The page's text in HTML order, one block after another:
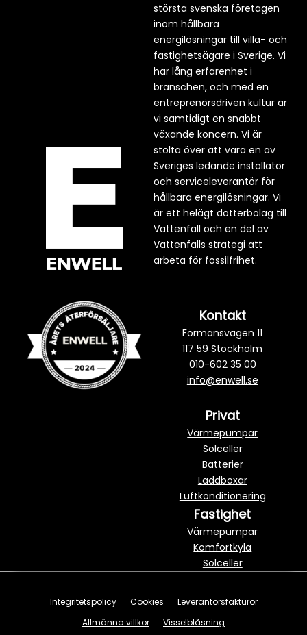
största svenska företagen
inom hållbara
energilösningar till villa- och
fastighetsägare i Sverige. Vi
har lång erfarenhet i
branschen, och med en
entreprenörsdriven kultur är
vi samtidigt en snabbt
växande koncern. Vi är
stolta över att vara en av
Sveriges ledande installatör
och serviceleverantör för
hållbara energilösningar. Vi
är ett helägt dotterbolag till
Vattenfall och en del av
Vattenfalls strategi att
arbeta för fossilfrihet.
Kontakt
Förmansvägen 11
117 59 Stockholm
010-602 35 00
info@enwell.se
Privat
Värmepumpar
Solceller
Batterier
Laddboxar
Luftkonditionering
Fastighet
Värmepumpar
Komfortkyla
Solceller
Integritetspolicy Cookies
Leverantörsfakturor
Allmänna villkor
Visselblåsning